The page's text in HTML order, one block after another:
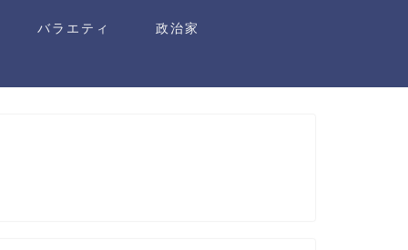
バラエティ 政治家